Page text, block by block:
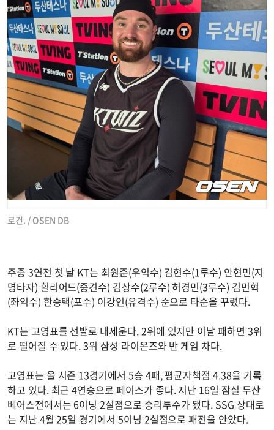
로건. / OSEN DB
주중 3연전 첫 날 KT는 최원준(우익수) 김현수(1루수) 안현민(지
명타자) 힐리어드(중견수) 김상수(2루수) 허경민(3루수) 김민혁
(좌익수) 한승택(포수) 이강인(유격수) 순으로 타순을 꾸렸다.
KT는 고영표를 선발로 내세운다. 2위에 있지만 이날 패하면 3위
로 떨어질 수 있다. 3위 삼성 라이온즈와 반 게임 차다.
고영표는 올 시즌 13경기에서 5승 4패, 평균자책점 4.38을 기록
하고 있다. 최근 4연승으로 페이스가 좋다. 지난 16일 잠실 두산
베어스전에서는 6이닝 2실점으로 승리투수가 됐다. SSG 상대로
는 지난 4월 25일 경기에서 5이닝 2실점으로 패전을 안았다.